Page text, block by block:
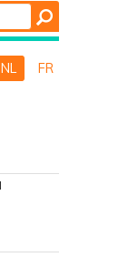
NL FR